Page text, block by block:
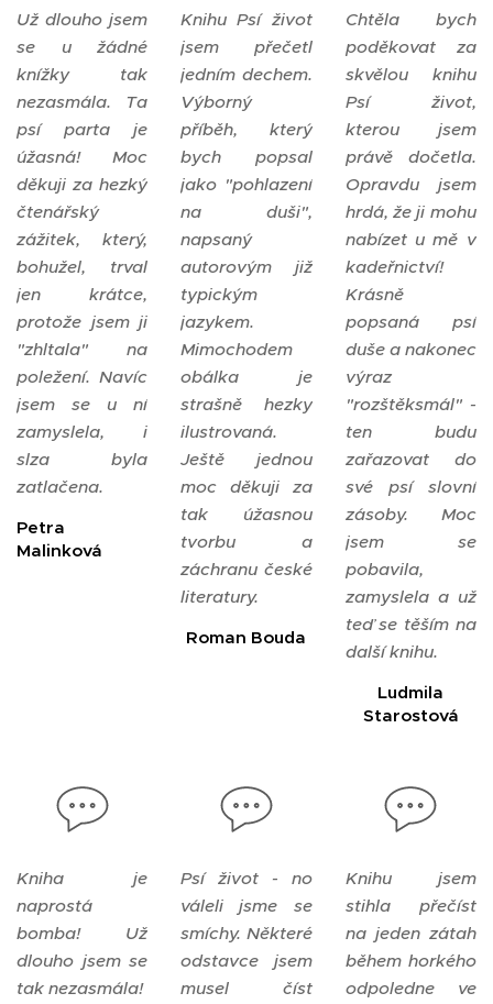
Už dlouho jsem
se u žádné
knížky tak
nezasmála. Ta
psí parta je
úžasná! Moc
děkuji za hezký
čtenářský
zážitek, který,
bohužel, trval
jen krátce,
protože jsem ji
"zhltala" na
poležení. Navíc
jsem se u ní
zamyslela, i
slza byla
zatlačena.
Petra
Malinková
Knihu Psí život
jsem přečetl
jedním dechem.
Výborný
příběh, který
bych popsal
jako "pohlazení
na duši",
napsaný
autorovým již
typickým
jazykem.
Mimochodem
obálka je
strašně hezky
ilustrovaná.
Ještě jednou
moc děkuji za
tak úžasnou
tvorbu a
záchranu české
literatury.
Roman Bouda
Chtěla bych
poděkovat za
skvělou knihu
Psí život,
kterou jsem
právě dočetla.
Opravdu jsem
hrdá, že ji mohu
nabízet u mě v
kadeřnictví!
Krásně
popsaná psí
duše a nakonec
výraz
"rozštěksmál" -
ten budu
zařazovat do
své psí slovní
zásoby. Moc
jsem se
pobavila,
zamyslela a už
teď se těším na
další knihu.
Ludmila
Starostová
Kniha je
naprostá
bomba! Už
dlouho jsem se
tak nezasmála!
Psí život - no
váleli jsme se
smíchy. Některé
odstavce jsem
musel číst
Knihu jsem
stihla přečíst
na jeden zátah
během horkého
odpoledne ve